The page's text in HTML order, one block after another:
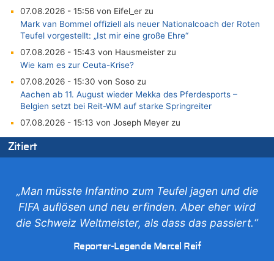
07.08.2026 - 15:56 von Eifel_er zu
Mark van Bommel offiziell als neuer Nationalcoach der Roten
Teufel vorgestellt: „Ist mir eine große Ehre“
07.08.2026 - 15:43 von Hausmeister zu
Wie kam es zur Ceuta-Krise?
07.08.2026 - 15:30 von Soso zu
Aachen ab 11. August wieder Mekka des Pferdesports –
Belgien setzt bei Reit-WM auf starke Springreiter
07.08.2026 - 15:13 von Joseph Meyer zu
Mark van Bommel offiziell als neuer Nationalcoach der Roten
Teufel vorgestellt: „Ist mir eine große Ehre“
07.08.2026 - 14:35 von Vorfahrt zu
In Belgien missachten zwei von drei Autofahrern das
Tempolimit in 30er-Zonen – Untersuchung von Vias
Offiziell: Van Bommel wird Belgiens Nationaltrainer
Zitiert
„Man müsste Infantino zum Teufel jagen und die
FIFA auflösen und neu erfinden. Aber eher wird
die Schweiz Weltmeister, als dass das passiert.“
Reporter-Legende Marcel Reif